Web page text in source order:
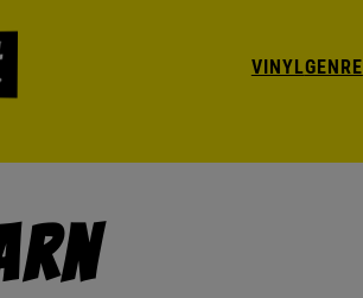
VINYLGENRE